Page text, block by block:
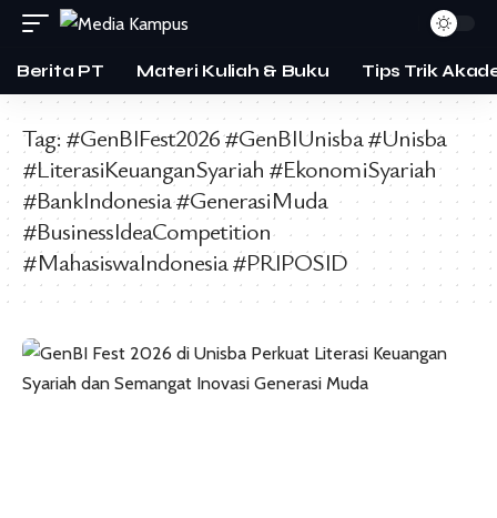
Berita PT Materi Kuliah & Buku Tips Trik
Tag: #GenBIFest2026 #GenBIUnisba #Unisba
#LiterasiKeuanganSyariah #EkonomiSyariah
#BankIndonesia #GenerasiMuda
#BusinessIdeaCompetition
#MahasiswaIndonesia #PRIPOSID